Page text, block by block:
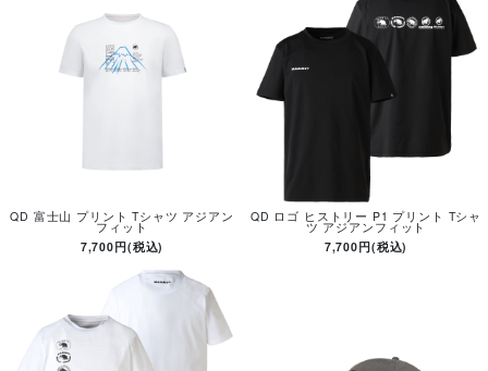
QD 富士山 プリント Tシャツ アジアン
フィット
7,700円(税込)
QD ロゴ ヒストリー P1 プリント Tシャ
ツ アジアンフィット
7,700円(税込)